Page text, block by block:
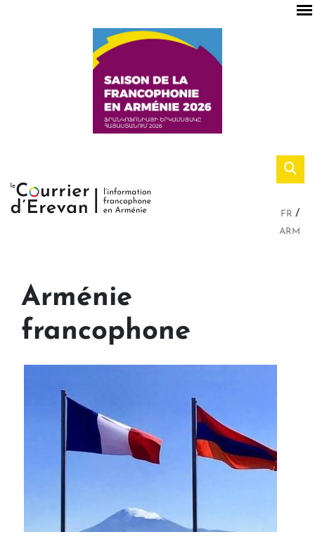
FR
ARM
Arménie
francophone